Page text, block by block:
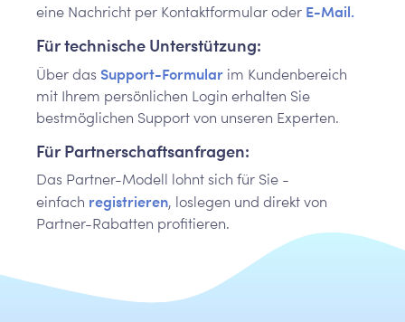
eine Nachricht per Kontaktformular oder E-Mail.
Für technische Unterstützung:
Über dasSupport-Formular im Kundenbereich
mit Ihrem persönlichen Login erhalten Sie
bestmöglichen Support von unseren Experten.
Für Partnerschaftsanfragen:
Das Partner-Modell lohnt sich für Sie -
einfach registrieren, loslegen und direkt von
Partner-Rabatten profitieren.